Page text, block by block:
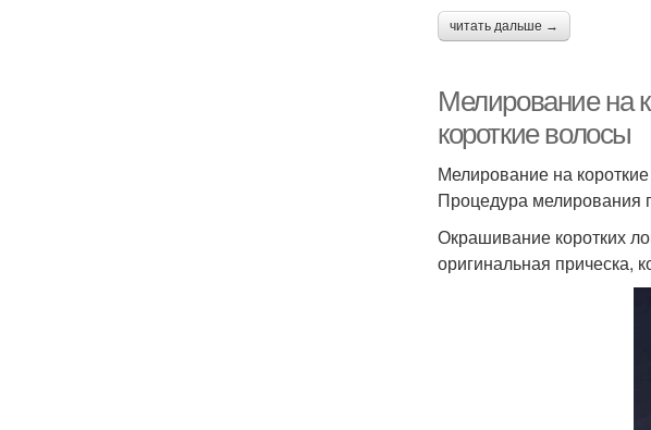
читать дальше →
Мелирование на
короткие волосы
Мелирование на
Процедура мелирования
Окрашивание коротких
оригинальная прическа,